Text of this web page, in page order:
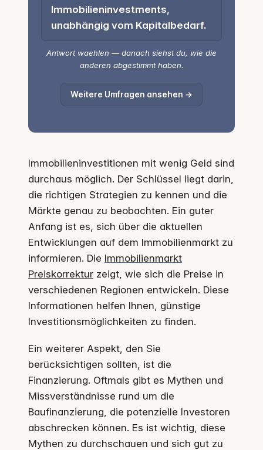
Immobilieninvestments,
unabhängig vom Kapitalbedarf.
Antwort waehlen — danach siehst du, wie die
anderen abgestimmt haben.
Weitere Umfragen ansehen →
Immobilieninvestitionen mit wenig Geld sind
durchaus möglich. Der Schlüssel liegt darin,
die richtigen Strategien zu kennen und die
Märkte genau zu beobachten. Ein guter
Anfang ist es, sich über die aktuellen
Entwicklungen auf dem Immobilienmarkt zu
informieren. Die Immobilienmarkt
Preiskorrektur zeigt, wie sich die Preise in
verschiedenen Regionen entwickeln. Diese
Informationen helfen Ihnen, günstige
Investitionsmöglichkeiten zu finden.
Ein weiterer Aspekt, den Sie
berücksichtigen sollten, ist die
Finanzierung. Oftmals gibt es Mythen und
Missverständnisse rund um die
Baufinanzierung, die potenzielle Investoren
abschrecken können. Es ist wichtig, diese
Mythen zu durchschauen und sich gut zu